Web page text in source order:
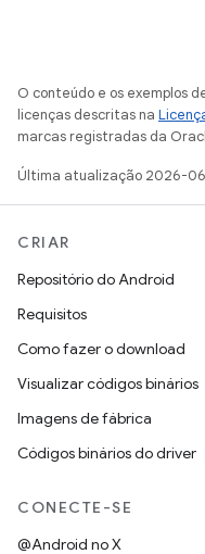
O conteúdo e os exemplos
licenças descritas na
marcas registradas da
Última atualização 2026-
CRIAR
Repositório do Android
Requisitos
Como fazer o download
Visualizar códigos binários
Imagens de fábrica
Códigos binários do driver
CONECTE-SE
@Android no X